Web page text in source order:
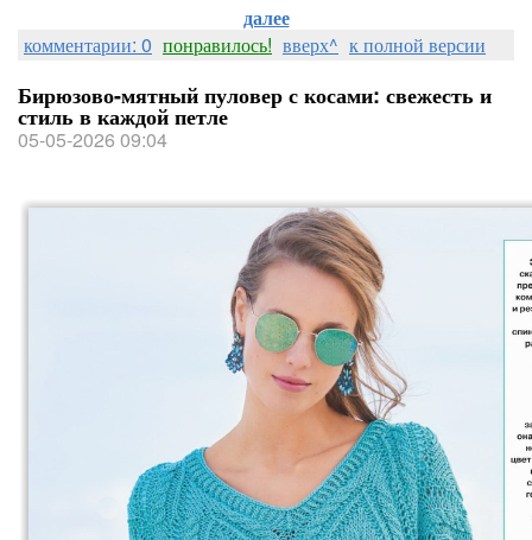
далее
комментарии: 0 понравилось! вверх^ к полной версии
Бирюзово-мятный пуловер с косами: свежесть и
стиль в каждой петле
05-05-2026 09:04